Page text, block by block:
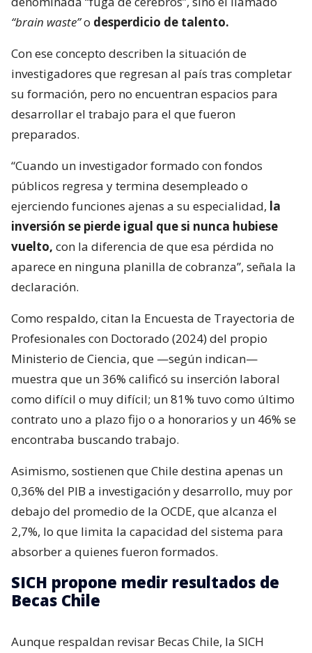
“brain waste”o desperdicio de talento.
Con ese concepto describen la situación de
investigadores que regresan al país tras completar
su formación, pero no encuentran espacios para
desarrollar el trabajo para el que fueron
preparados.
“Cuando un investigador formado con fondos
públicos regresa y termina desempleado o
ejerciendo funciones ajenas a su especialidad, la
inversión se pierde igual que si nunca hubiese
vuelto, con la diferencia de que esa pérdida no
aparece en ninguna planilla de cobranza”, señala la
declaración.
Como respaldo, citan la Encuesta de Trayectoria de
Profesionales con Doctorado (2024) del propio
Ministerio de Ciencia, que —según indican—
muestra que un 36% calificó su inserción laboral
como difícil o muy difícil; un 81% tuvo como último
contrato uno a plazo fijo o a honorarios y un 46% se
encontraba buscando trabajo.
Asimismo, sostienen que Chile destina apenas un
0,36% del PIB a investigación y desarrollo, muy por
debajo del promedio de la OCDE, que alcanza el
2,7%, lo que limita la capacidad del sistema para
absorber a quienes fueron formados.
SICH propone medir resultados de
Becas Chile
Aunque respaldan revisar Becas Chile, la SICH